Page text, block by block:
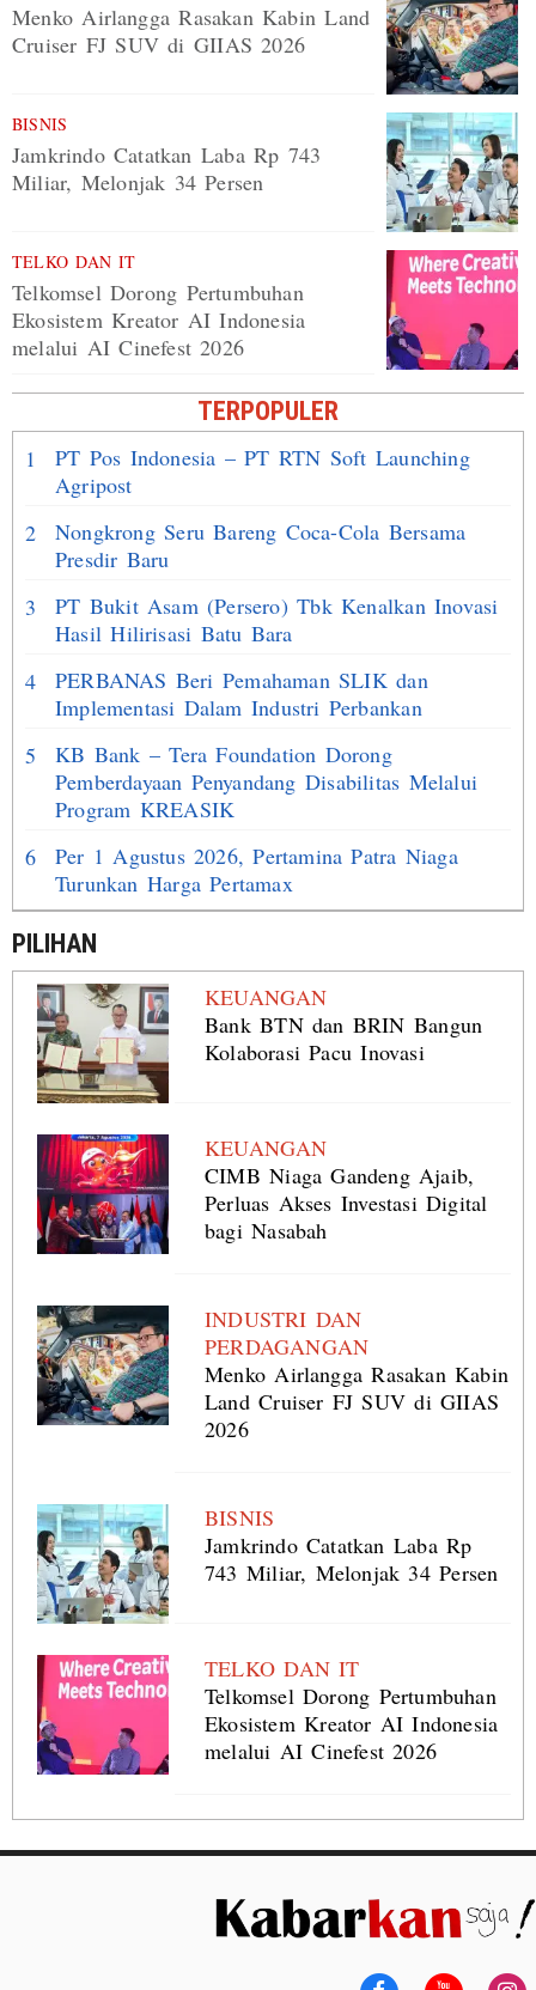
Menko Airlangga Rasakan Kabin Land
Cruiser FJ SUV di GIIAS 2026
BISNIS
Jamkrindo Catatkan Laba Rp 743
Miliar, Melonjak 34 Persen
TELKO DAN IT
Telkomsel Dorong Pertumbuhan
Ekosistem Kreator AI Indonesia
melalui AI Cinefest 2026
TERPOPULER
1
PT Pos Indonesia – PT RTN Soft Launching
Agripost
2
Nongkrong Seru Bareng Coca-Cola Bersama
Presdir Baru
3
PT Bukit Asam (Persero) Tbk Kenalkan Inovasi
Hasil Hilirisasi Batu Bara
4
PERBANAS Beri Pemahaman SLIK dan
Implementasi Dalam Industri Perbankan
5
KB Bank – Tera Foundation Dorong
Pemberdayaan Penyandang Disabilitas Melalui
Program KREASIK
6
Per 1 Agustus 2026, Pertamina Patra Niaga
Turunkan Harga Pertamax
PILIHAN
KEUANGAN
Bank BTN dan BRIN Bangun
Kolaborasi Pacu Inovasi
KEUANGAN
CIMB Niaga Gandeng Ajaib,
Perluas Akses Investasi Digital
bagi Nasabah
INDUSTRI DAN
PERDAGANGAN
Menko Airlangga Rasakan Kabin
Land Cruiser FJ SUV di GIIAS
2026
BISNIS
Jamkrindo Catatkan Laba Rp
743 Miliar, Melonjak 34 Persen
TELKO DAN IT
Telkomsel Dorong Pertumbuhan
Ekosistem Kreator AI Indonesia
melalui AI Cinefest 2026